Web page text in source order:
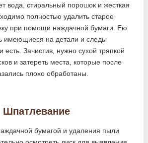
вода, стиральный порошок и жесткая
полностью удалить старое
при помощи наждачной бумаги. Ею
имеющиеся на детали и следы
есть. Зачистив, нужно сухой тряпкой
и затереть места, которые после
плохо обработаны.
Шпатлевание
бумагой и удаления пыли